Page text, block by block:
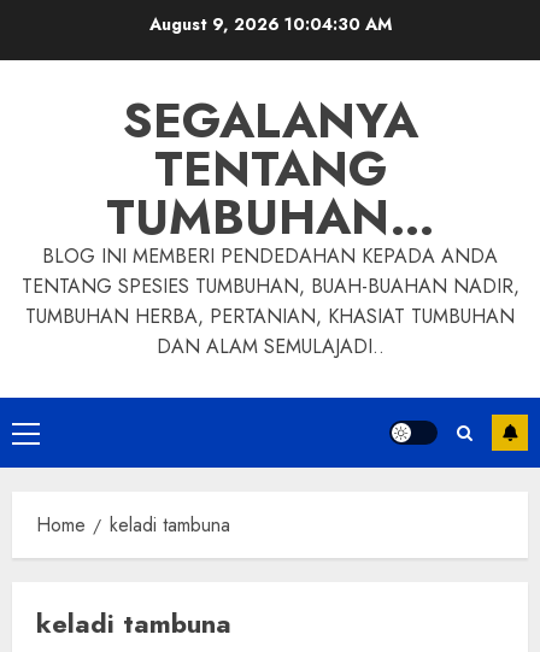
August 9, 202610:04:31 AM
SEGALANYA
TENTANG
TUMBUHAN…
BLOG INI MEMBERI PENDEDAHAN KEPADA ANDA
TENTANG SPESIES TUMBUHAN, BUAH-BUAHAN NADIR,
TUMBUHAN HERBA, PERTANIAN, KHASIAT TUMBUHAN
DAN ALAM SEMULAJADI..
Primary
Menu
Home keladi tambuna
keladi tambuna